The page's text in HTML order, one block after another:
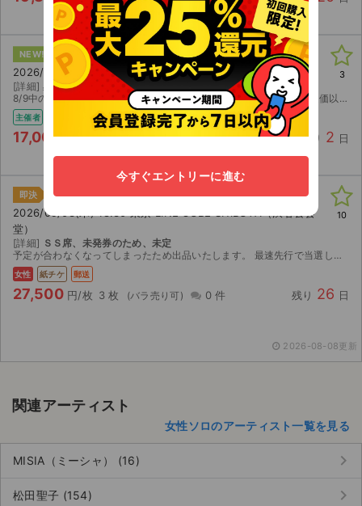
NEW! 即決 LuckyFes’26【1日券】
2026/08/11(火) 10:00 茨城 国営ひたち海浜公園
[詳細] 黒夢の前方エリア優先入場160番台付き
8/9中の出品で終わります。 購入者かいなければ、自身で行くので定価以下の値下げはございません。 イープラスのスマチケで分配いたします。 前方エリア優先入場券はラッキーフェスのアプリに分配いたします。
主催者
17,000 円/枚 1 枚 0 件 残り 2 日
3
即決 Kohmi EXPO 2026
2026/09/03(木) 18:30 東京 LINE CUBE SHIBUYA（渋谷公会
堂）
[詳細] ＳＳ席、未発券のため、未定
予定が合わなくなってしまったため出品いたします。 最速先行で当選したチケット、ＳＳ席3連番です。 【お渡し方法】 簡易書留にて発送いたします。 【注意事項】 公演が中止となった場合のみ、手数...
女性 紙チケ 郵送
27,500 円/枚 3 枚 0 件 残り 26 日
10
2026-08-08更新
関連アーティスト
女性ソロのアーティスト一覧を見る
MISIA（ミーシャ） (16) keyboard_arrow_right
松田聖子 (154) keyboard_arrow_right
今すぐエントリーに進む